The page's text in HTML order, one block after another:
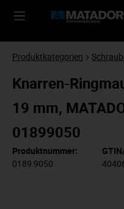
Produktkategorien
Knarren-
19 mm,
01899050
Produktnummer:
0189 9050